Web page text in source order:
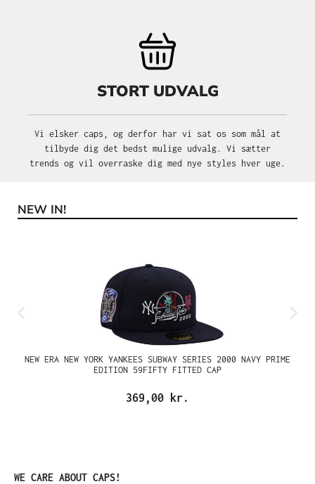
STORT UDVALG
Vi elsker caps, og derfor har vi sat os som mål at
tilbyde dig det bedst mulige udvalg. Vi sætter
trends og vil overraske dig med nye styles hver uge.
Spring produktgalleriet over
NEW IN!
NEW ERA NEW YORK YANKEES SUBWAY SERIES 2000 NAVY PRIME
EDITION 59FIFTY FITTED CAP
369,00 kr.
Spring produktgalleriet over
WE CARE ABOUT CAPS!